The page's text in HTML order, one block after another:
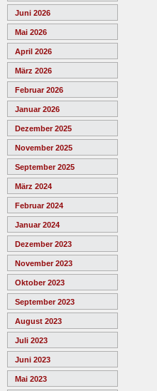
Juni 2026
Mai 2026
April 2026
März 2026
Februar 2026
Januar 2026
Dezember 2025
November 2025
September 2025
März 2024
Februar 2024
Januar 2024
Dezember 2023
November 2023
Oktober 2023
September 2023
August 2023
Juli 2023
Juni 2023
Mai 2023